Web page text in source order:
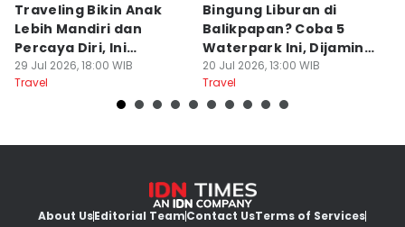
Traveling Bikin Anak
Lebih Mandiri dan
Percaya Diri, Ini
Penjelasan Psikolog
29 Jul 2026, 18:00 WIB
Travel
Bingung Liburan di
Balikpapan? Coba 5
Waterpark Ini, Dijamin
Bikin Betah
20 Jul 2026, 13:00 WIB
Travel
About UsEditorial TeamContact UsTerms of Services